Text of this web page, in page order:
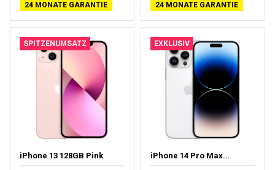
24 MONATE GARANTIE
24 MONATE GARANTIE
SPITZENUMSATZ
iPhone 13 128GB Pink
EXKLUSIV
iPhone 14 Pro Max...